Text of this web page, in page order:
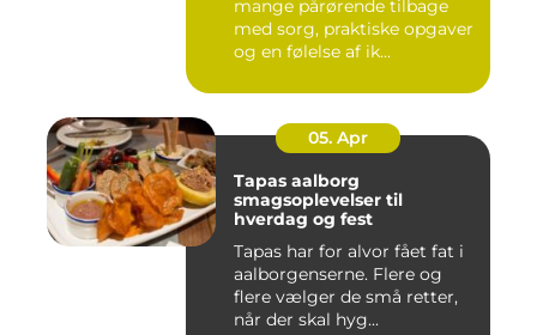
mange pårørende tilbage
med sorg, praktiske opgaver
og en følelse af ik...
05. Apr
Tapas aalborg
smagsoplevelser til
hverdag og fest
Tapas har for alvor fået fat i
aalborgenserne. Flere og
flere vælger de små retter,
når der skal hyg...